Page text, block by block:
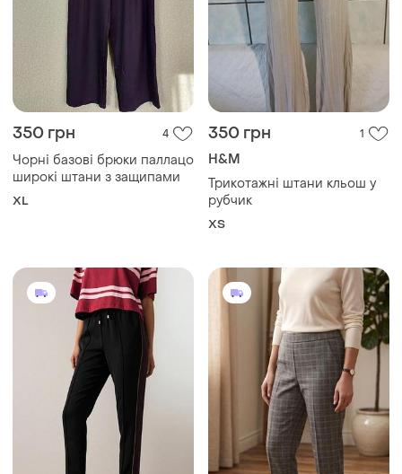
350 грн 4
Чорні базові брюки паллацо
широкі штани з защипами
XL
350 грн 1
H&M
Трикотажні штани кльош у
рубчик
ХS